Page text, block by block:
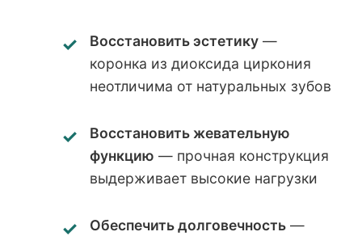
Восстановить эстетику —
коронка из диоксида циркония
неотличима от натуральных зубов
Восстановить жевательную
функцию — прочная конструкция
выдерживает высокие нагрузки
Обеспечить долговечность —